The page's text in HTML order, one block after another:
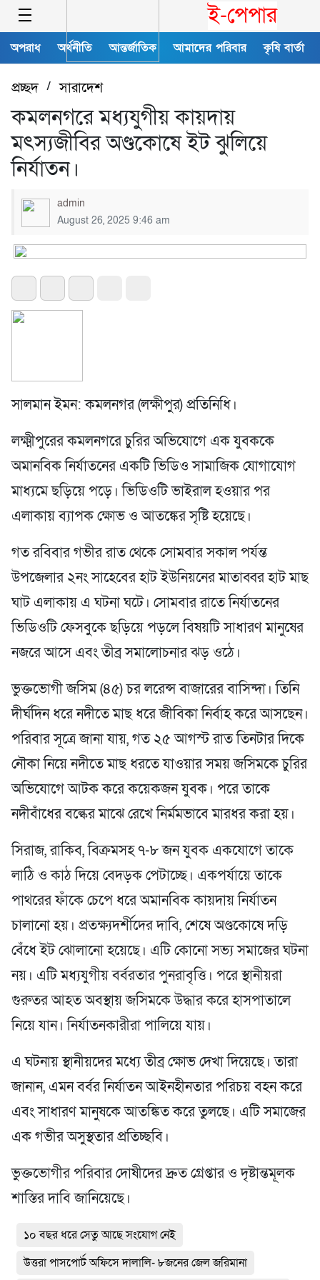
ই-পেপার
অপরাধ অর্থনীতি আন্তর্জাতিক আমাদের পরিবার কৃষি বার্তা
প্রচ্ছদ/সারাদেশ
কমলনগরে মধ্যযুগীয় কায়দায়
মৎস্যজীবির অণ্ডকোষে ইট ঝুলিয়ে
নির্যাতন।
admin
August 26, 2025 9:46 am
সালমান ইমন: কমলনগর (লক্ষীপুর) প্রতিনিধি।
লক্ষ্মীপুরের কমলনগরে চুরির অভিযোগে এক যুবককে
অমানবিক নির্যাতনের একটি ভিডিও সামাজিক যোগাযোগ
মাধ্যমে ছড়িয়ে পড়ে। ভিডিওটি ভাইরাল হওয়ার পর
এলাকায় ব্যাপক ক্ষোভ ও আতঙ্কের সৃষ্টি হয়েছে।
গত রবিবার গভীর রাত থেকে সোমবার সকাল পর্যন্ত
উপজেলার ২নং সাহেবের হাট ইউনিয়নের মাতাব্বর হাট মাছ
ঘাট এলাকায় এ ঘটনা ঘটে। সোমবার রাতে নির্যাতনের
ভিডিওটি ফেসবুকে ছড়িয়ে পড়লে বিষয়টি সাধারণ মানুষের
নজরে আসে এবং তীব্র সমালোচনার ঝড় ওঠে।
ভুক্তভোগী জসিম (৪৫) চর লরেন্স বাজারের বাসিন্দা। তিনি
দীর্ঘদিন ধরে নদীতে মাছ ধরে জীবিকা নির্বাহ করে আসছেন।
পরিবার সূত্রে জানা যায়, গত ২৫ আগস্ট রাত তিনটার দিকে
নৌকা নিয়ে নদীতে মাছ ধরতে যাওয়ার সময় জসিমকে চুরির
অভিযোগে আটক করে কয়েকজন যুবক। পরে তাকে
নদীবাঁধের বল্কের মাঝে রেখে নির্মমভাবে মারধর করা হয়।
সিরাজ, রাকিব, বিক্রমসহ ৭-৮ জন যুবক একযোগে তাকে
লাঠি ও কাঠ দিয়ে বেদড়ক পেটাচ্ছে। একপর্যায়ে তাকে
পাথরের ফাঁকে চেপে ধরে অমানবিক কায়দায় নির্যাতন
চালানো হয়। প্রতক্ষ্যদর্শীদের দাবি, শেষে অণ্ডকোষে দড়ি
বেঁধে ইট ঝোলানো হয়েছে। এটি কোনো সভ্য সমাজের ঘটনা
নয়। এটি মধ্যযুগীয় বর্বরতার পুনরাবৃত্তি। পরে স্থানীয়রা
গুরুতর আহত অবস্থায় জসিমকে উদ্ধার করে হাসপাতালে
নিয়ে যান। নির্যাতনকারীরা পালিয়ে যায়।
এ ঘটনায় স্থানীয়দের মধ্যে তীব্র ক্ষোভ দেখা দিয়েছে। তারা
জানান, এমন বর্বর নির্যাতন আইনহীনতার পরিচয় বহন করে
এবং সাধারণ মানুষকে আতঙ্কিত করে তুলছে। এটি সমাজের
এক গভীর অসুস্থতার প্রতিচ্ছবি।
ভুক্তভোগীর পরিবার দোষীদের দ্রুত গ্রেপ্তার ও দৃষ্টান্তমূলক
শাস্তির দাবি জানিয়েছে।
১০ বছর ধরে সেতু আছে সংযোগ নেই
উত্তরা পাসপোর্ট অফিসে দালালি- ৮জনের জেল জরিমানা